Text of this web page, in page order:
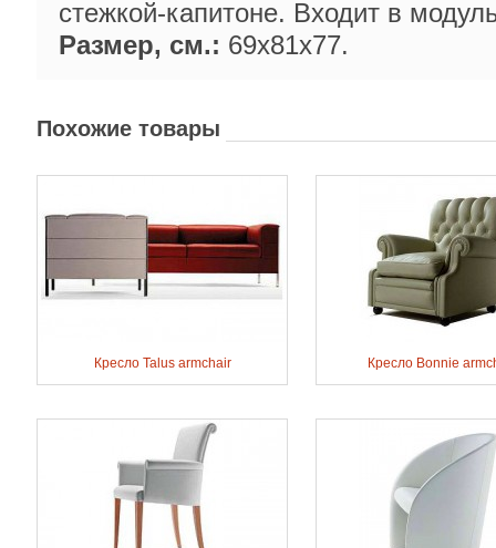
стежкой-капитоне. Входит в
Размер, см.: 69x81x77.
Похожие товары
Кресло Talus armchair Кресло Bonnie